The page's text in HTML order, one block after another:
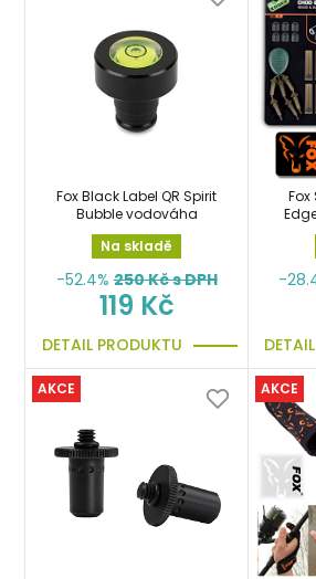
Fox Black Label QR Spirit
Bubble vodováha
Na skladě
-52.4% 250Kč s DPH
119 Kč
DETAIL PRODUKTU
-
AKCE AKCE